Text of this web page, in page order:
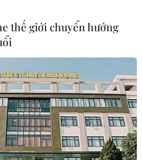
MỤC
ghi nhận
do Ebola
thế giới chuyển hướng